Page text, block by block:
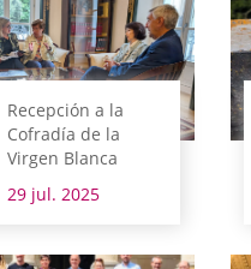
Recepción a la
Cofradía de la
Virgen Blanca
29 jul. 2025